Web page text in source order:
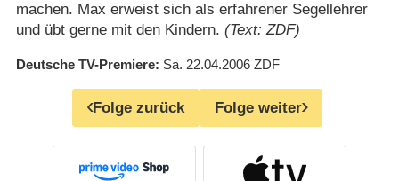
machen. Max erweist sich als erfahrener Segellehrer
und übt gerne mit den Kindern. (Text: ZDF)
Deutsche TV-Premiere Sa. 22.04.2006 ZDF
Folge zurück Folge weiter